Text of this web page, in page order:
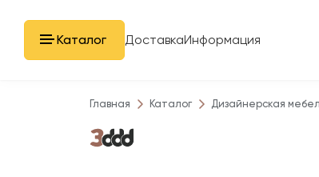
Каталог ДоставкаИнформация
Главная Каталог Дизайнерская